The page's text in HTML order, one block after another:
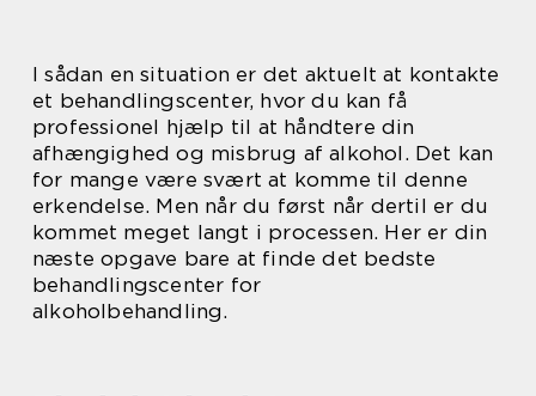
I sådan en situation er det aktuelt at kontakte
et behandlingscenter, hvor du kan få
professionel hjælp til at håndtere din
afhængighed og misbrug af alkohol. Det kan
for mange være svært at komme til denne
erkendelse. Men når du først når dertil er du
kommet meget langt i processen. Her er din
næste opgave bare at finde det bedste
behandlingscenter for
alkoholbehandling.